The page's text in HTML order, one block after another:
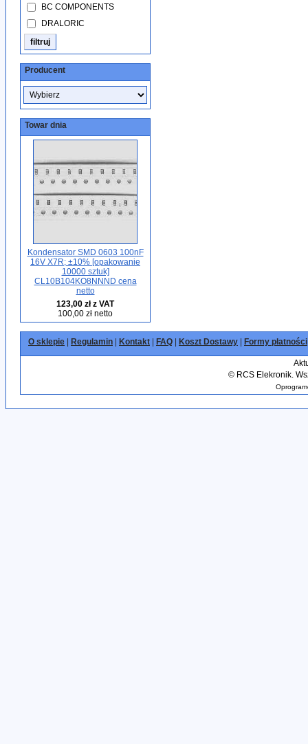
BC COMPONENTS
DRALORIC
Producent
Towar dnia
Kondensator SMD 0603 100nF
16V X7R; ±10% [opakowanie
10000 sztuk]
CL10B104KO8NNND cena
netto
123,00 zł z VAT
100,00 zł netto
O sklepie Regulamin Kontakt FAQ Koszt Dostawy Formy płatności
©RCS Elekronik.